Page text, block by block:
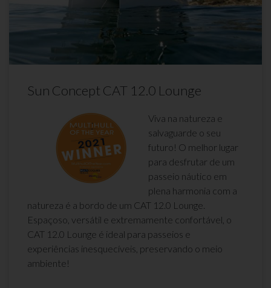
Sun Concept CAT 12.0 Lounge
Viva na natureza e
salvaguarde o seu
futuro! O melhor lugar
para desfrutar de um
passeio náutico em
plena harmonia com a
natureza é a bordo de um CAT 12.0 Lounge.
Espaçoso, versátil e extremamente confortável, o
CAT 12.0 Lounge é ideal para passeios e
experiências inesquecíveis, preservando o meio
ambiente!